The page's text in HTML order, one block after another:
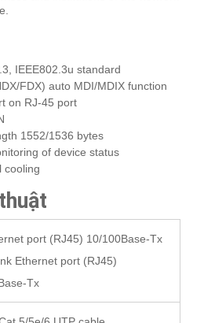
IEEE802.3u standard
FDX) auto MDI/MDIX function
on RJ-45 port
1552/1536 bytes
of device status
cooling
port (RJ45) 10/100Base-Tx
Ethernet port (RJ45)
Tx